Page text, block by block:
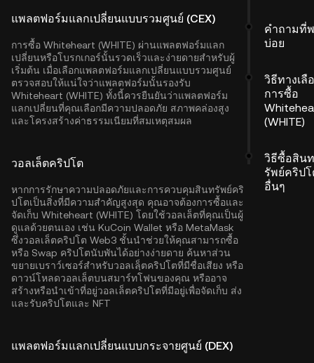
แพลตฟอร์มแลกเปลี่ยนแบบรวมศูนย์ (CEX)
การซื้อ Whiteheart (WHITE) ผ่านแพลตฟอร์มแลก
เปลี่ยนหรือโบรกเกอร์นั้นรวดเร็วและง่ายดายสำหรับผู้
เริ่มต้น เมื่อเลือกแพลตฟอร์มแลกเปลี่ยนแบบรวมศูนย์
ตรวจสอบให้แน่ใจว่าแพลตฟอร์มนั้นรองรับ
Whiteheart (WHITE) ทั้งนี้ควรยืนยันว่าแพลตฟอร์ม
แลกเปลี่ยนที่คุณเลือกมีความปลอดภัย สภาพคล่องสูง
และโครงสร้างค่าธรรมเนียมที่สมเหตุสมผล
วอลเล็ตคริปโต
หากการรักษาความปลอดภัยและการควบคุมสินทรัพย์คริ
ปโตเป็นสิ่งที่มีความสำคัญสูงสุด คุณอาจต้องการซื้อและ
จัดเก็บ Whiteheart (WHITE) โดยใช้วอลเล็ตที่คุณเป็นผู้
ดูแลด้วยตนเอง เช่น KuCoin Wallet หรือ MetaMask
ซึ่งวอลเล็ตคริปโต Web3 ชั้นนำช่วยให้คุณสามารถซื้อ
หรือ Swap คริปโตนับพันได้อย่างง่ายดาย ค้นหาส่วน
ขยายเบราว์เซอร์สำหรับวอลเลฺ็ตคริปโตที่มีชื่อเสียง หรือ
ดาวน์โหลดวอลเล็ตบนสมาร์ทโฟนของคุณ หรืออาจ
สร้างหรือนำเข้าที่อยู่วอลเล็ตคริปโตที่มีอยู่เพื่อจัดเก็บ ส่ง
และรับคริปโตและ NFT
แพลตฟอร์มแลกเปลี่ยนแบบกระจายศูนย์ (DEX)
คำถามที่
บ่อย
วิธีทางเลื
การซื้อ
(WHITE)
วิธีซื้อสินท
รัพย์คริป
อื่นๆ